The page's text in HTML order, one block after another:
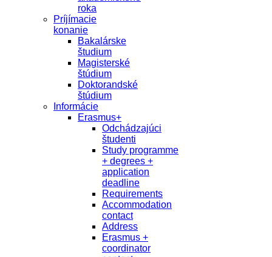
roka
Príjímacie
konanie
Bakalárske
študium
Magisterské
štúdium
Doktorandské
štúdium
Informácie
Erasmus+
Odchádzajúci
študenti
Study programme
+ degrees +
application
deadline
Requirements
Accommodation
contact
Address
Erasmus +
coordinator